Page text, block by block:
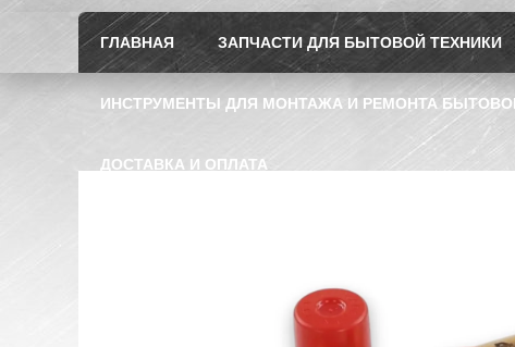
ГЛАВНАЯ ЗАПЧАСТИ ДЛЯ БЫТОВОЙ ТЕХНИКИ
ИНСТРУМЕНТЫ ДЛЯ МОНТАЖА И РЕМОНТА
ДОСТАВКА И ОПЛАТА